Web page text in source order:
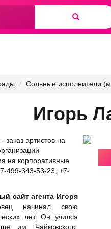
Сольные исполнители
Игорь
заказ артистов на
на корпоративные
499-343-53-23, +7-
сайт агента Игоря
начинал свою
лет. Он учился
им. Чайковского.